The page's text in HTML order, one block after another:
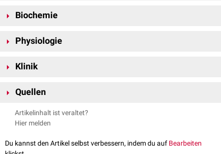
9q34.3 kodiert.
Biochemie
Molekülmasse von rund 64
Physiologie
im proximalen Tubulus mitverantwortlich. Er transportiert
Symport
in die Tubuluszelle. Die Abgabe der Ionen auf der basalen Seite
der Tubuluszellen in den Blutstrom erfolgt dabei wahrscheinlich passiv.
Klinik
hypophosphatämischer Rachitis mit Hyperkalziurie
Quellen
GeneCards; SLC34A3
Molekulargenetisches Labor – Zentrum für Nephrologie und
abgerufen am 30.04.2024
Artikelinhalt ist veraltet?
Hier melden
Du kannst den Artikel selbst verbessern, indem du auf Bearbeiten